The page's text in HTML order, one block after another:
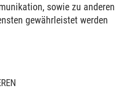
sowie zu anderen
gewährleistet werden